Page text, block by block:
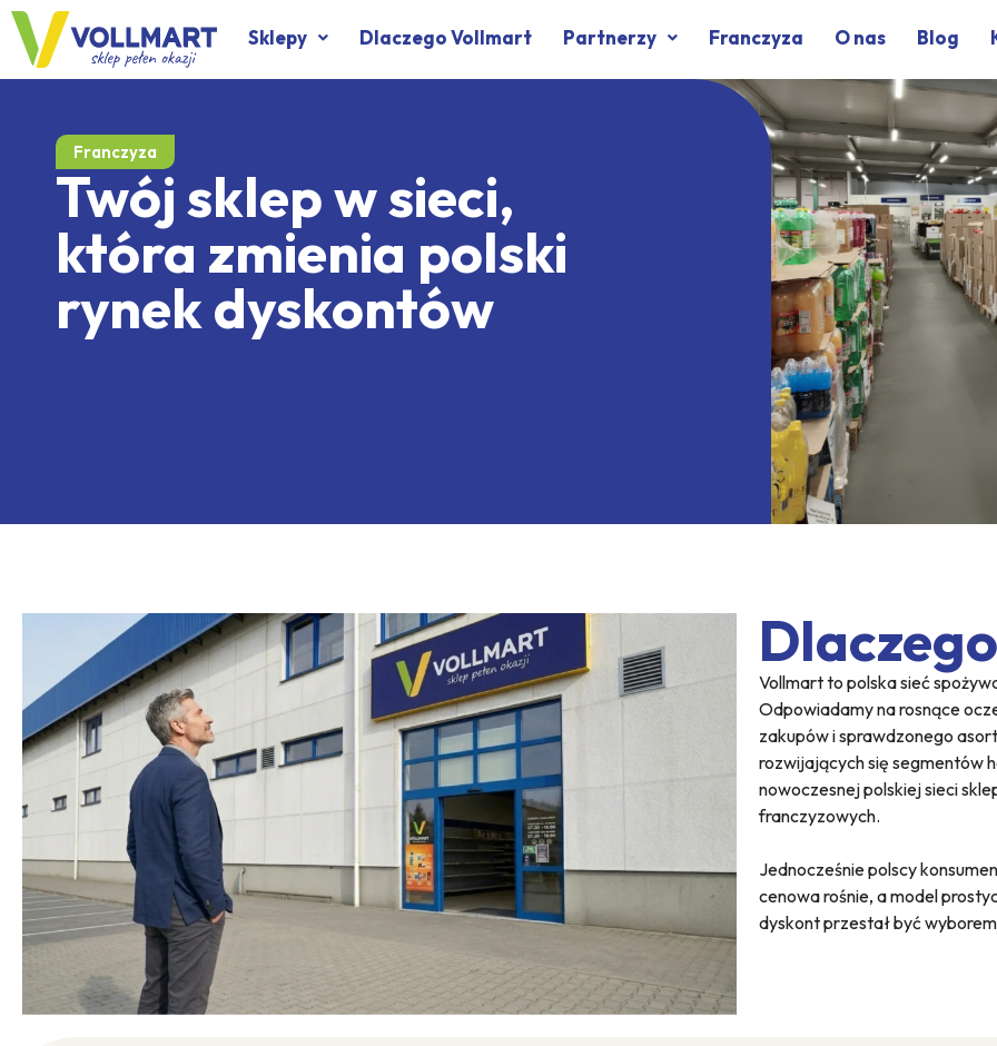
Sklepy Dlaczego Vollmart Partnerzy Franczyza O nas Blog
Franczyza
Twój sklep w sieci,
która zmienia polski
rynek dyskontów
Vollmart to polska sieć
Odpowiadamy na rosnące
zakupów i sprawdzonego
rozwijających się segmentów
nowoczesnej polskiej sieci
franczyzowych.
Jednocześnie polscy
cenowa rośnie, a model
dyskont przestał być